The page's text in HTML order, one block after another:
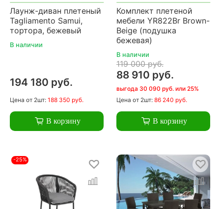
Лаунж-диван плетеный
Tagliamento Samui,
тортора, бежевый
В наличии
194 180 руб.
Цена от 2шт: 188 350 руб.
В корзину
Комплект плетеной
мебели YR822Br Brown-
Beige (подушка
бежевая)
В наличии
119 000 руб.
88 910 руб.
выгода 30 090 руб. или 25%
Цена от 2шт: 86 240 руб.
В корзину
-25%